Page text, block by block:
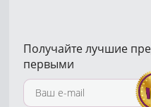
Получайте лучшие
первыми